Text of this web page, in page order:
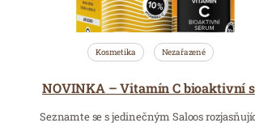
Kosmetika Nezařazené
Seznamte se s jedinečným Saloos